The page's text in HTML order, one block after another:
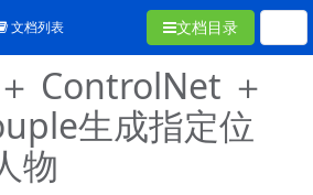
手冊
文档列表 文档目录
ControlNet ＋
生成指定位
物